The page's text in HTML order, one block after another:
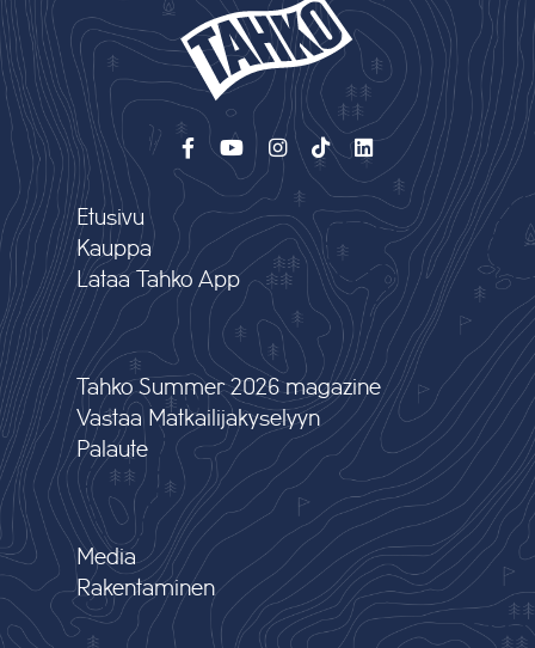
Etusivu
Kauppa
Lataa Tahko App
Tahko Summer 2026 magazine
Vastaa Matkailijakyselyyn
Palaute
Media
Rakentaminen